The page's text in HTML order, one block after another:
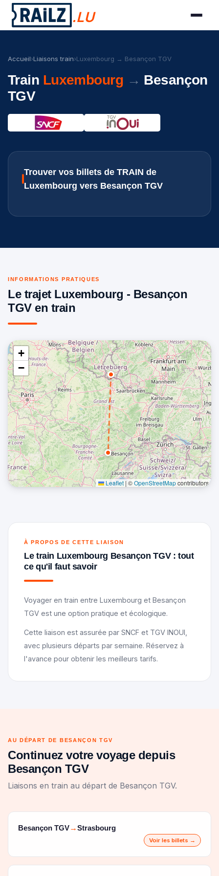
.LU
Accueil›Liaisons train›Luxembourg → Besançon TGV
Train Luxembourg → Besançon
TGV
Trouver vos billets de TRAIN de
Luxembourg vers Besançon TGV
INFORMATIONS PRATIQUES
Le trajet Luxembourg - Besançon
TGV en train
+
−
Leaflet | ©OpenStreetMapcontributors
À PROPOS DE CETTE LIAISON
Le train Luxembourg Besançon TGV : tout
ce qu'il faut savoir
Voyager en train entre Luxembourg et Besançon
TGV est une option pratique et écologique.
Cette liaison est assurée par SNCF et TGV INOUI,
avec plusieurs départs par semaine. Réservez à
l'avance pour obtenir les meilleurs tarifs.
AU DÉPART DE BESANÇON TGV
Continuez votre voyage depuis
Besançon TGV
Liaisons en train au départ de Besançon TGV.
Besançon TGV→Strasbourg
Voir les billets →